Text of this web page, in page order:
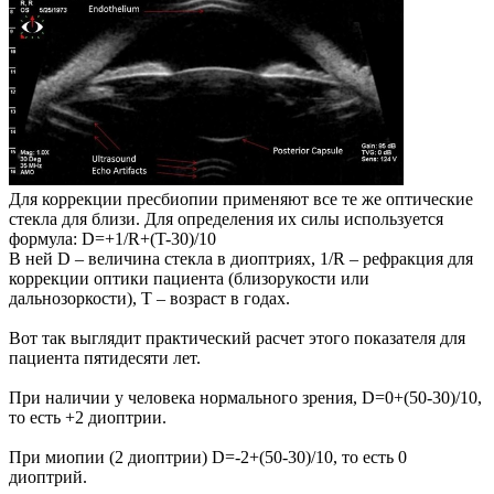
Для коррекции пресбиопии применяют все те же оптические
стекла для близи. Для определения их силы используется
формула: D=+1/R+(T-30)/10
В ней D – величина стекла в диоптриях, 1/R – рефракция для
коррекции оптики пациента (близорукости или
дальнозоркости), Т – возраст в годах.
Вот так выглядит практический расчет этого показателя для
пациента пятидесяти лет.
При наличии у человека нормального зрения, D=0+(50-30)/10,
то есть +2 диоптрии.
При миопии (2 диоптрии) D=-2+(50-30)/10, то есть 0
диоптрий.